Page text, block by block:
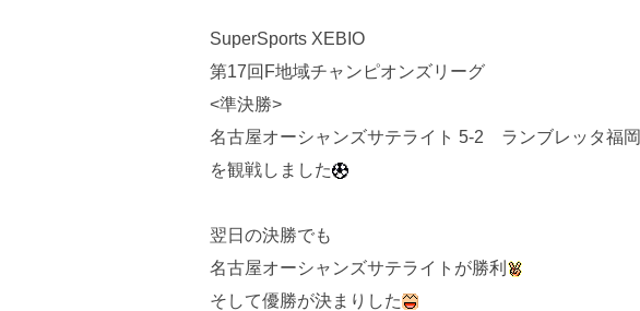
SuperSports XEBIO
第17回F地域チャンピオンズリーグ
<準決勝>
名古屋オーシャンズサテライト 5-2 ランブレッタ福岡
を観戦しました
翌日の決勝でも
名古屋オーシャンズサテライトが勝利
そして優勝が決まりした